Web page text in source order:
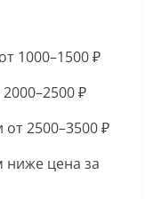
1000–1500 ₽
₽
2500–3500 ₽
цена за